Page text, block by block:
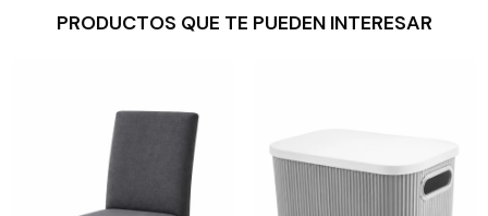
PRODUCTOS QUE TE PUEDEN INTERESAR